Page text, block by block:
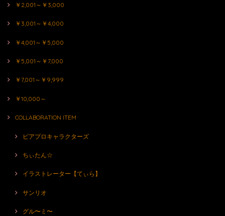
￥2,001～￥3,000
￥3,001～￥4,000
￥4,001～￥5,000
￥5,001～￥7,000
￥7,001～￥9,999
￥10,000～
COLLABORATION ITEM
ピアプロキャラクターズ
ちぃたん☆
イラストレーター【てぃら】
サンリオ
グル〜ミ〜